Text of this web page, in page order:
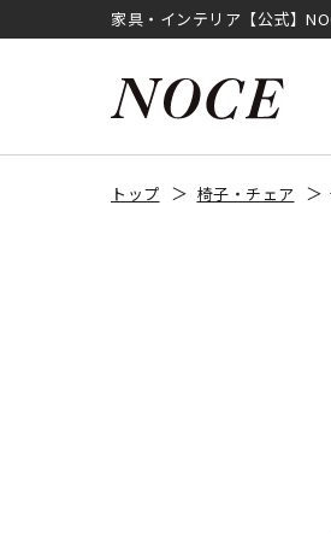
家具・インテリア【公式】
トップ 椅子・チェア